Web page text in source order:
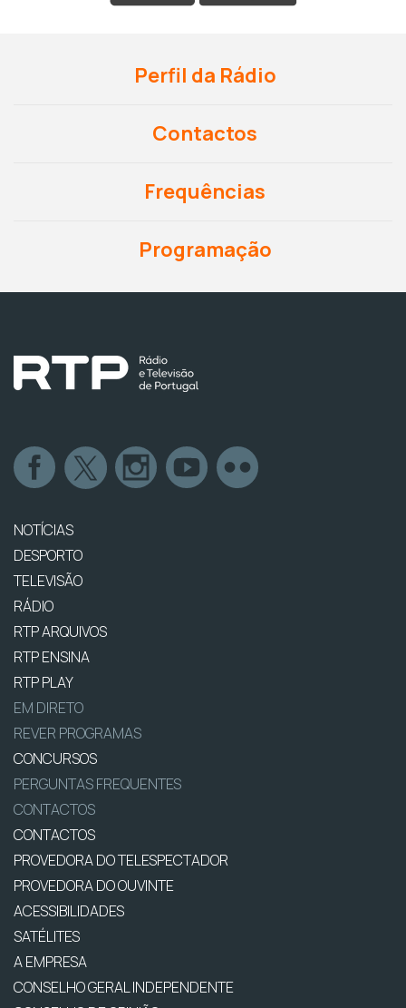
Perfil da Rádio
Contactos
Frequências
Programação
NOTÍCIAS
DESPORTO
TELEVISÃO
RÁDIO
RTP ARQUIVOS
RTP ENSINA
RTP PLAY
EM DIRETO
REVER PROGRAMAS
CONCURSOS
PERGUNTAS FREQUENTES
CONTACTOS
CONTACTOS
PROVEDORA DO TELESPECTADOR
PROVEDORA DO OUVINTE
ACESSIBILIDADES
SATÉLITES
A EMPRESA
CONSELHO GERAL INDEPENDENTE